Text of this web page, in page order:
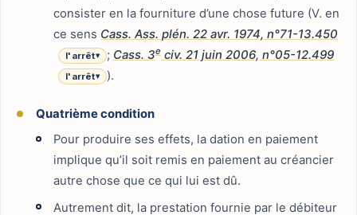
consister en la fourniture d’une chose future (V. en
ce sens Cass. Ass. plén. 22 avr. 1974, n°71-13.450
l'arrêt▾ ; Cass. 3eciv. 21 juin 2006, n°05-12.499
l'arrêt▾ ).
Quatrième condition
Pour produire ses effets, la dation en paiement
implique qu’il soit remis en paiement au créancier
autre chose que ce qui lui est dû.
Autrement dit, la prestation fournie par le débiteur